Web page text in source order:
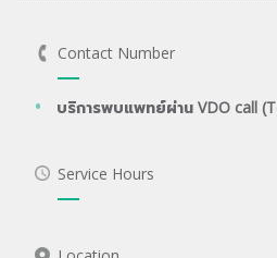
Contact Number
บริการพบแพทย์ผ่าน VDO call
Service Hours